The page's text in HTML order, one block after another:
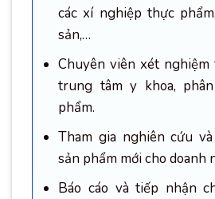
các xí nghiệp thực
sản,…
Chuyên viên xét
trung tâm y khoa,
phẩm.
Tham gia nghiên cứu
sản phẩm mới cho doanh
Báo cáo và tiếp nhận